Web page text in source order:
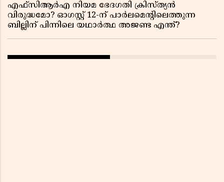
എഫ്സിആർഎ നിയമ ഭേദഗതി ക്രിസ്ത്യൻ
വിരുദ്ധമോ? ഓഗസ്റ്റ് 12-ന് പാർലമെന്റിലെത്തുന്ന
ബില്ലിന് പിന്നിലെ യഥാർത്ഥ അജണ്ട എന്ത്?